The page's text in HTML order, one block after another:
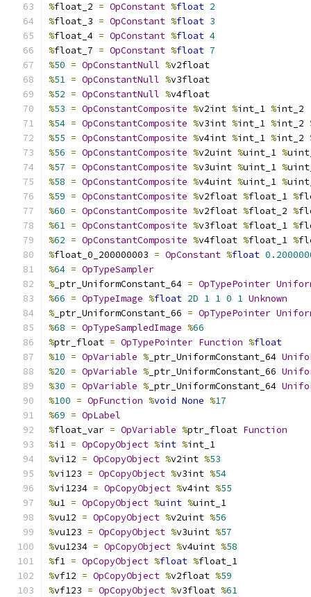
%float_2 = OpConstant %float 2
%float_3 = OpConstant %float 3
%float_4 = OpConstant %float 4
%float_7 = OpConstant %float 7
%50 = OpConstantNull %v2float
%51 = OpConstantNull %v3float
%52 = OpConstantNull %v4float
%53 = OpConstantComposite %v2int %int_1 %int_2
%54 = OpConstantComposite %v3int %int_1 %int_2
%55 = OpConstantComposite %v4int %int_1 %int_2
%56 = OpConstantComposite %v2uint %uint_1 %
%57 = OpConstantComposite %v3uint %uint_1 %
%58 = OpConstantComposite %v4uint %uint_1 %
%59 = OpConstantComposite %v2float %float_1 %
%60 = OpConstantComposite %v2float %float_2 %
%61 = OpConstantComposite %v3float %float_1 %
%62 = OpConstantComposite %v4float %float_1 %
%float_0_200000003 = OpConstant %float
%64 = OpTypeSampler
% _ptr_UniformConstant_64 = OpTypePointer
%66 = OpTypeImage %float 2D 1 1 0 1 Unknown
% _ptr_UniformConstant_66 = OpTypePointer
%68 = OpTypeSampledImage %66
%ptr_float = OpTypePointer Function %float
%10 = OpVariable % _ptr_UniformConstant_64
%20 = OpVariable % _ptr_UniformConstant_66
%30 = OpVariable % _ptr_UniformConstant_64
%100 = OpFunction %void None %17
%69 = OpLabel
%float_var = OpVariable %ptr_float Function
%i1 = OpCopyObject %int %int_1
%vi12 = OpCopyObject %v2int %53
%vi123 = OpCopyObject %v3int %54
%vi1234 = OpCopyObject %v4int %55
%u1 = OpCopyObject %uint %uint_1
%vu12 = OpCopyObject %v2uint %56
%vu123 = OpCopyObject %v3uint %57
%vu1234 = OpCopyObject %v4uint %58
%f1 = OpCopyObject %float %float_1
%vf12 = OpCopyObject %v2float %59
%vf123 = OpCopyObject %v3float %61